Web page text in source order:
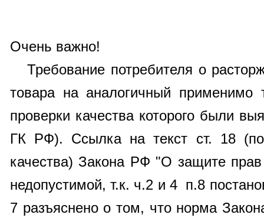
Очень важно!
Требование потребителя о
товара на аналогичный применимо
проверки качества которого были
ГК РФ). Ссылка на текст ст. 18
качества) Закона РФ "О защите
недопустимой, т.к. ч.2 и 4 п.8
7 разъяснено о том, что норма